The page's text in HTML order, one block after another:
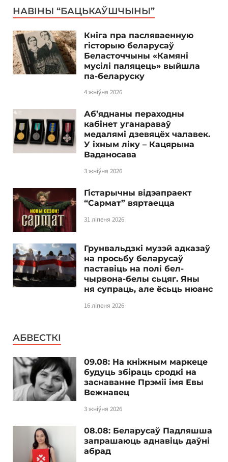
НАВІНЫ “БАЦЬКАЎШЧЫНЫ”
Кніга пра пасляваенную
гісторыю беларусаў
Беласточчыны «Камяні
мусілі паляцець» выйшла
па-беларуску
4 жніўня 2026
Аб’яднаны пераходны
кабінет уганараваў
медалямі дзевяцёх чалавек.
У іхным ліку – Кацярына
Ваданосава
3 жніўня 2026
Гістарычны відэапраект
“Сармат” вяртаецца
31 ліпеня 2026
Грунвальдзкі музэй адказаў
на просьбу беларусаў
паставіць на полі бел-
чырвона-белы сьцяг. Яны
ня супраць, але ёсьць нюанс
16 ліпеня 2026
АБВЕСТКІ
09.08: На кніжным маркеце
будуць збіраць сродкі на
заснаванне Прэміі імя Евы
Вежнавец
3 жніўня 2026
08.08: Беларусаў Падляшша
запрашаюць аднавіць даўні
абрад